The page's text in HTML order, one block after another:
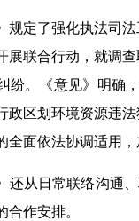
规定了强化执法司
展联合行动，就调
纷。《意见》明确
政区划环境资源违
全面依法协调适用
还从日常联络沟通
合作安排。